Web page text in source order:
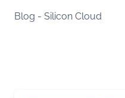
Blog - Silicon Cloud